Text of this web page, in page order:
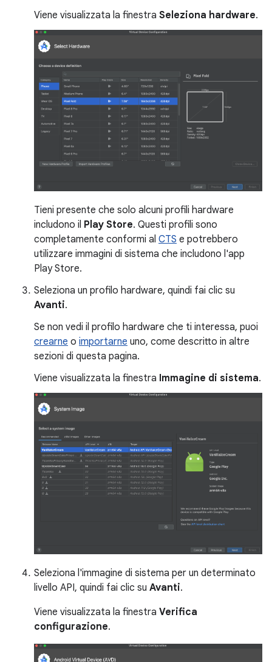
Viene visualizzata la finestra Seleziona hardware.
Tieni presente che solo alcuni profili hardware
includono il Play Store. Questi profili sono
completamente conformi al CTS e potrebbero
utilizzare immagini di sistema che includono l'app
Play Store.
Seleziona un profilo hardware, quindi fai clic su
Avanti.
Se non vedi il profilo hardware che ti interessa, puoi
crearne o importarne uno, come descritto in altre
sezioni di questa pagina.
Viene visualizzata la finestra Immagine di sistema.
Seleziona l'immagine di sistema per un determinato
livello API, quindi fai clic su Avanti.
Viene visualizzata la finestra Verifica
configurazione.